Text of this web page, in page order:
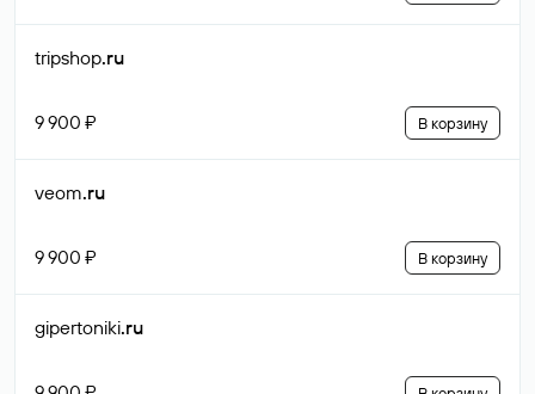
tripshop.ru
9 900 ₽ В корзину
veom.ru
9 900 ₽ В корзину
gipertoniki.ru